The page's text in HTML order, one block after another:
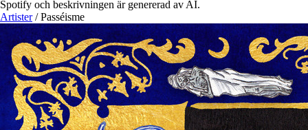
Spotify och beskrivningen är genererad av AI.
Artister / Passéisme